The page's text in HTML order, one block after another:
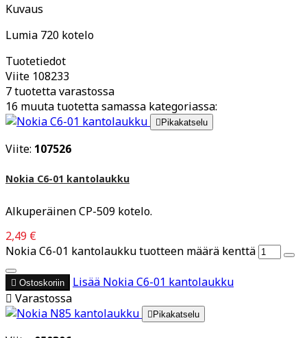
Kuvaus
Lumia 720 kotelo
Tuotetiedot
Viite 108233
7 tuotetta varastossa
16 muuta tuotetta samassa kategoriassa:
Pikakatselu
Viite: 107526
Nokia C6-01 kantolaukku
Alkuperäinen CP-509 kotelo.
2,49 €
Nokia C6-01 kantolaukku tuotteen määrä kenttä
 Ostoskoriin Lisää Nokia C6-01 kantolaukku
 Varastossa
 Pikakatselu